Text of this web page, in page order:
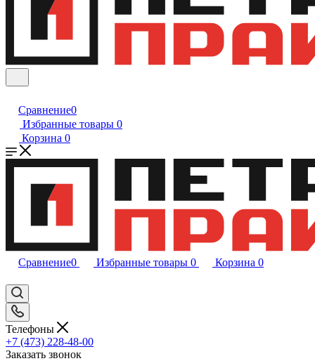
Сравнение0
Избранные товары 0
Корзина 0
Сравнение0 Избранные товары 0 Корзина 0
Телефоны
+7 (473) 228-48-00
Заказать звонок